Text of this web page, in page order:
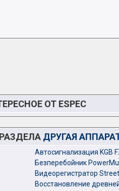
ОТ ESPEC
ДРУГАЯ
Автосигнализация KGB
Безперебойник
Видеорегистратор
Восстановление